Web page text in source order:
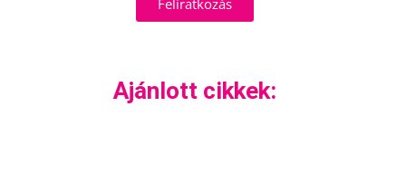
Ajánlott cikkek: